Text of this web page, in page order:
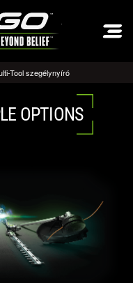
Tool szegélynyíró
OPTIONS